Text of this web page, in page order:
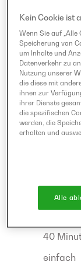
40
einfach
Kein Cookie ist
Wenn Sie auf „Alle
Speicherung von
um Inhalte und
Datenverkehr zu
Nutzung unserer
die diese mit
ihnen zur
ihrer Dienste
die spezifischen
werden, die
erhalten und
Alle